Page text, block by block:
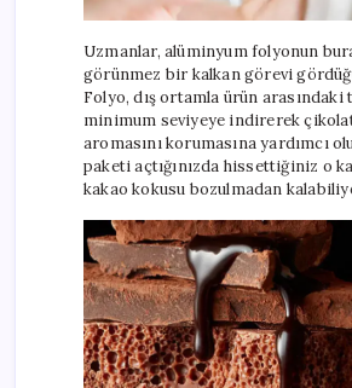
Uzmanlar, alüminyum folyonun
görünmez bir kalkan görevi
Folyo, dış ortamla ürün arasındaki
minimum seviyeye indirerek
aromasını korumasına yardımcı
paketi açtığınızda hissettiğiniz o
kakao kokusu bozulmadan